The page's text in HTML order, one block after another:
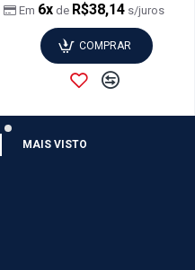
Em 6x de R$38,14 s/juros
COMPRAR
MAIS VISTO